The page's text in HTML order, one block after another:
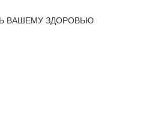
ВАШЕМУ ЗДОРОВЬЮ